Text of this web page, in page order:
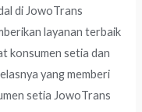
di JowoTrans
layanan terbaik
konsumen setia dan
yang memberi
setia JowoTrans